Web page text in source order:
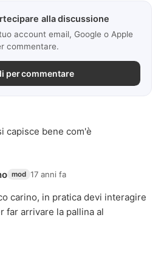
alla discussione
account email, Google o Apple
commentare.
per commentare
capisce bene com'è
mod 17 anni fa
carino, in pratica devi interagire
far arrivare la pallina al